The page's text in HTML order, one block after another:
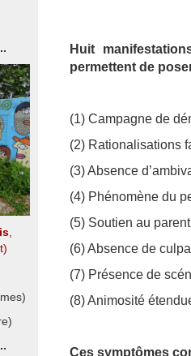
Huit
permettent de
(1) Campagne de
(2) Rationalisations
(3) Absence
(4) Phénomène du
(5) Soutien au
(6) Absence de
(7) Présence de
(8) Animosité
Ces symptômes